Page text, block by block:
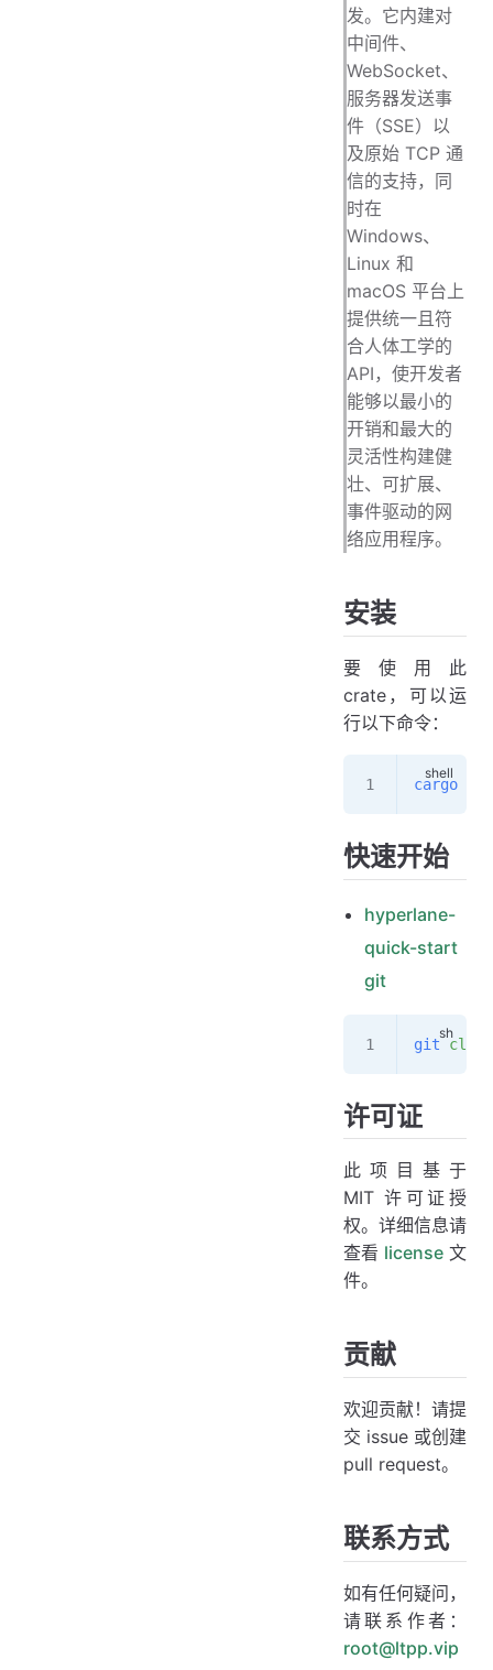
发。它内建对
中间件、
WebSocket、
服务器发送事
件（SSE）以
及原始 TCP 通
信的支持，同
时在
Windows、
Linux 和
macOS 平台上
提供统一且符
合人体工学的
API，使开发者
能够以最小的
开销和最大的
灵活性构建健
壮、可扩展、
事件驱动的网
络应用程序。
安装
要使用此
crate，可以运
行以下命令：
cargo
快速开始
hyperlane-
quick-start
git
git clone
许可证
此项目基于
MIT 许可证授
权。详细信息请
查看 license 文
件。
贡献
欢迎贡献！请提
交 issue 或创建
pull request。
联系方式
如有任何疑问，
请联系作者：
root@ltpp.vip